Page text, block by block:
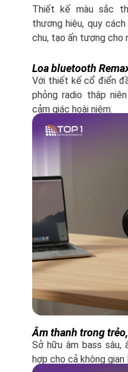
Thiết kế màu sắc
thương hiệu, quy
chu, tạo ấn tượng cho
Loa bluetooth
Với thiết kế cổ điển
phỏng radio thập
cảm giác hoài niệm.
Âm thanh trong
Sở hữu âm bass
hợp cho cả không